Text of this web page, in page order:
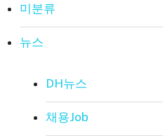
미분류
뉴스
DH뉴스
채용Job